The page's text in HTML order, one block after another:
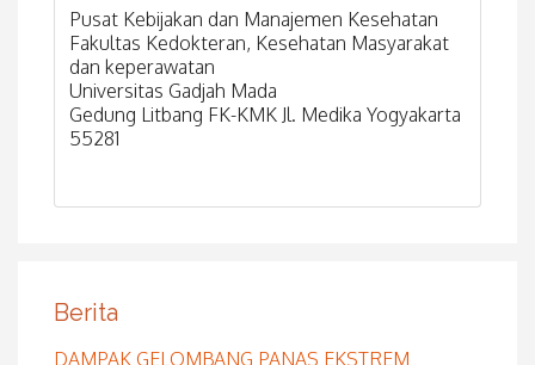
Pusat Kebijakan dan Manajemen Kesehatan
Fakultas Kedokteran, Kesehatan Masyarakat
dan keperawatan
Universitas Gadjah Mada
Gedung Litbang FK-KMK Jl. Medika Yogyakarta
55281
Berita
DAMPAK GELOMBANG PANAS EKSTREM